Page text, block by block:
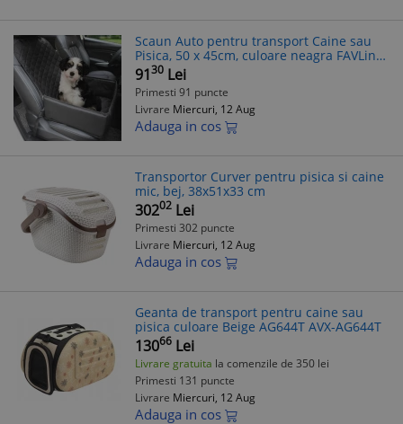
Scaun Auto pentru transport Caine sau
Pisica, 50 x 45cm, culoare neagra FAVLine
Selection
9130 Lei
Primesti 91 puncte
Livrare Miercuri, 12 Aug
Adauga in cos
Transportor Curver pentru pisica si caine
mic, bej, 38x51x33 cm
30202 Lei
Primesti 302 puncte
Livrare Miercuri, 12 Aug
Adauga in cos
Geanta de transport pentru caine sau
pisica culoare Beige AG644T AVX-AG644T
13066 Lei
Livrare gratuita la comenzile de 350 lei
Primesti 131 puncte
Livrare Miercuri, 12 Aug
Adauga in cos